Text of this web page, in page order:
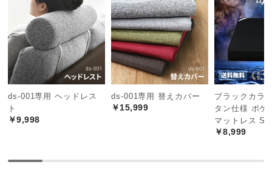
ビ
に
つ
い
て
入
に
ds-001専用 ヘッドレス
ト
￥9,998
ds-001専用 替えカバー
￥15,999
ブラックカラ
タン仕様 ポケ
マットレス S
￥8,999